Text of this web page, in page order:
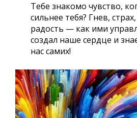
Тебе знакомо чувство,
сильнее тебя? Гнев,
радость — как ими
создал наше сердце и
нас самих!